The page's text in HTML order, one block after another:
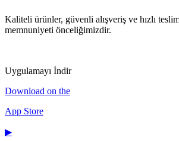
Kaliteli ürünler, güvenli alışveriş ve hızlı
memnuniyeti önceliğimizdir.
Uygulamayı İndir
Download on the
App Store
▶